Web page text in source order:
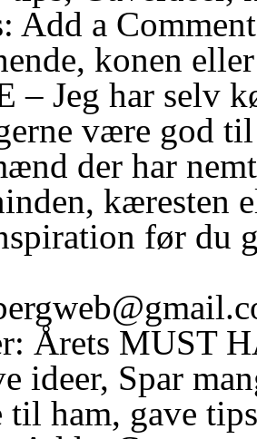
Add a Comment
konen
– Jeg har selv
være god til
der har
kæresten
før du
Årets MUST
ideer, Spar
til ham, gave tips